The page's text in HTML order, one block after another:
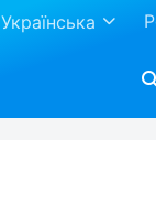
Українська